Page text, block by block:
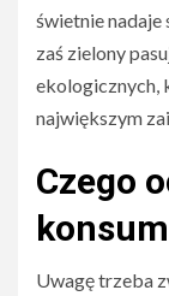
świetnie nadaje
zaś zielony
ekologicznych,
największym
Czego
Uwagę trzeba